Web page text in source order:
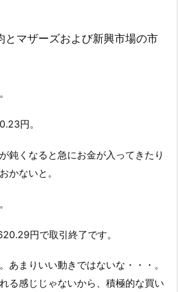
とマザーズおよび新興市場の市
円。
鈍くなると急にお金が入ってきたり
かないと。
円で取引終了です。
あまりいい動きではないな・・・。
る感じじゃないから、積極的な買い